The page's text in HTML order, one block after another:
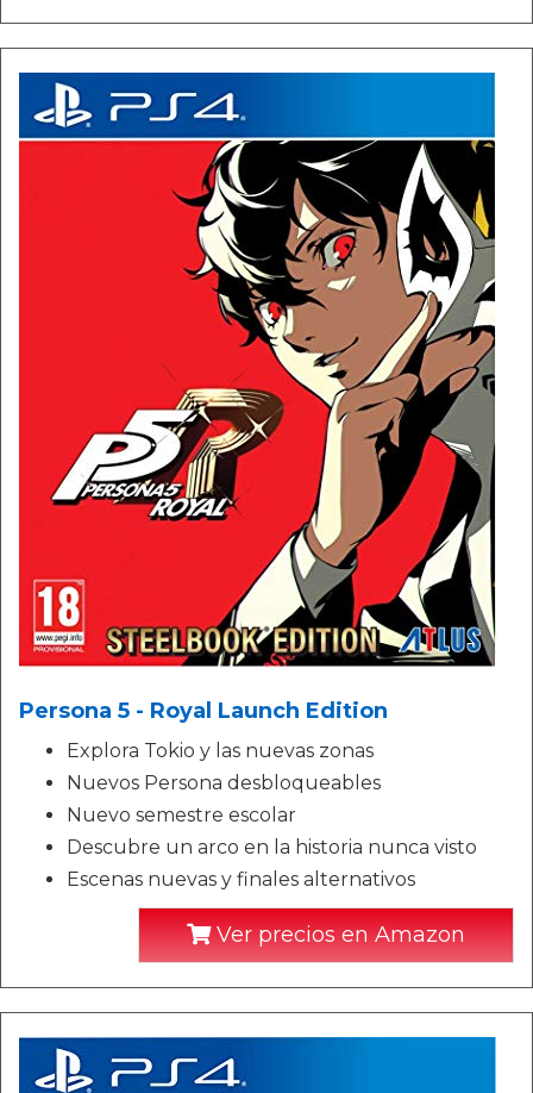
Persona 5 - Royal Launch Edition
Explora Tokio y las nuevas zonas
Nuevos Persona desbloqueables
Nuevo semestre escolar
Descubre un arco en la historia nunca visto
Escenas nuevas y finales alternativos
Ver precios en Amazon